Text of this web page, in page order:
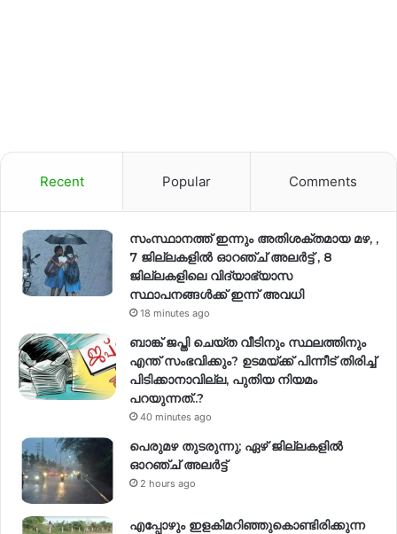
Recent Popular Comments
സംസ്ഥാനത്ത് ഇന്നും അതിശക്തമായ മഴ, ,
7 ജില്ലകളിൽ ഓറഞ്ച് അലർട്ട് , 8
ജില്ലകളിലെ വിദ്യാഭ്യാസ
സ്ഥാപനങ്ങൾക്ക് ഇന്ന് അവധി
18 minutes ago
ബാങ്ക് ജപ്തി ചെയ്ത വീടിനും സ്ഥലത്തിനും
എന്ത് സംഭവിക്കും? ഉടമയ്ക്ക് പിന്നീട് തിരിച്ച്
പിടിക്കാനാവില്ല, പുതിയ നിയമം
പറയുന്നത്..?
40 minutes ago
പെരുമഴ തുടരുന്നു; ഏഴ് ജില്ലകളിൽ
ഓറഞ്ച് അലർട്ട്
2 hours ago
എപ്പോഴും ഇളകിമറിഞ്ഞുകൊണ്ടിരിക്കുന്ന